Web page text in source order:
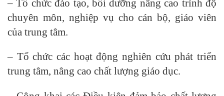
– Tổ chức đào tạo, bồi dưỡng nâng cao trình độ
chuyên môn, nghiệp vụ cho cán bộ, giáo viên
của trung tâm.
– Tổ chức các hoạt động nghiên cứu phát triển
trung tâm, nâng cao chất lượng giáo dục.